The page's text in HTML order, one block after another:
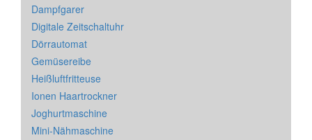
Dampfgarer
Digitale Zeitschaltuhr
Dörrautomat
Gemüsereibe
Heißluftfritteuse
Ionen Haartrockner
Joghurtmaschine
Mini-Nähmaschine